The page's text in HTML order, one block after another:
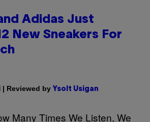
Adidas Just
New Sneakers For
| Reviewed by Ysolt Usigan